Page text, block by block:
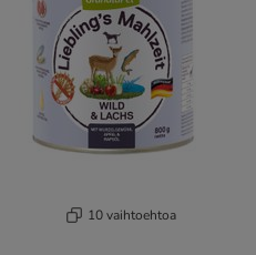
10 vaihtoehtoa